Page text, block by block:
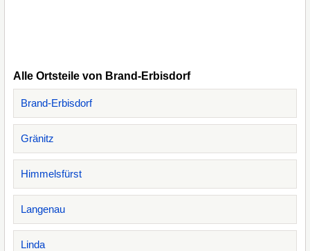
Alle Ortsteile von Brand-Erbisdorf
Brand-Erbisdorf
Gränitz
Himmelsfürst
Langenau
Linda